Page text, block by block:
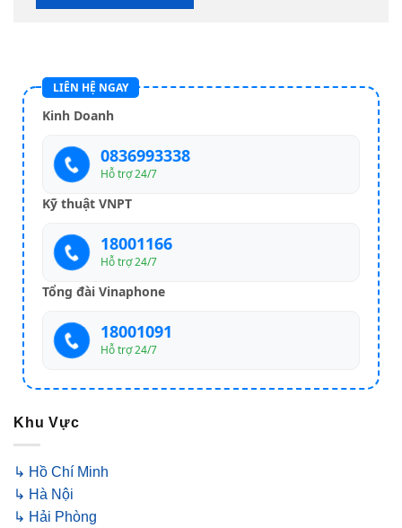
LIÊN HỆ NGAY
Kinh Doanh
0836993338
Hỗ trợ 24/7
Kỹ thuật VNPT
18001166
Hỗ trợ 24/7
Tổng đài Vinaphone
18001091
Hỗ trợ 24/7
Khu Vực
↳ Hồ Chí Minh
↳ Hà Nội
↳ Hải Phòng